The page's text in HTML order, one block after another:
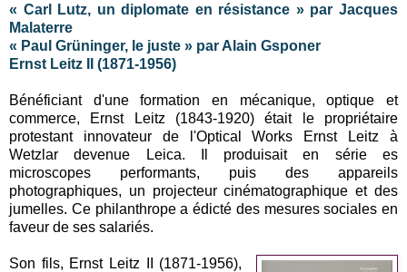
« Carl Lutz, un diplomate en résistance » par Jacques
Malaterre
« Paul Grüninger, le juste » par Alain Gsponer
Ernst Leitz II (1871-1956)
Bénéficiant d'une formation en mécanique, optique et
commerce, Ernst Leitz (1843-1920) était le propriétaire
protestant innovateur de l'Optical Works Ernst Leitz à
Wetzlar devenue Leica. Il produisait en série es
microscopes performants, puis des appareils
photographiques, un projecteur cinématographique et des
jumelles. Ce philanthrope a édicté des mesures sociales en
faveur de ses salariés.
Son fils, Ernst Leitz II (1871-1956),